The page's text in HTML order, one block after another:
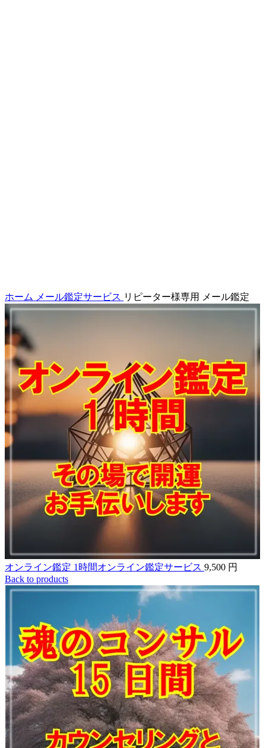
ホーム メール鑑定サービス リピーター様専用 メール鑑定
オンライン鑑定 1時間オンライン鑑定サービス 9,500 円
Back to products